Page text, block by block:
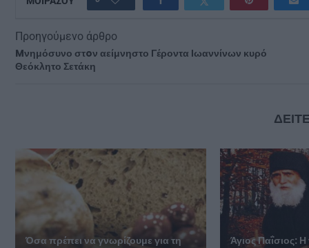
Προηγούμενο άρθρο
Mνημόσυνο στoν αείμνηστο Γέροντα Ιωαννίνων κυρό
Θεόκλητο Σετάκη
Όσα πρέπει να γνωρίζουμε για τη
Άγιος Παΐσιος: